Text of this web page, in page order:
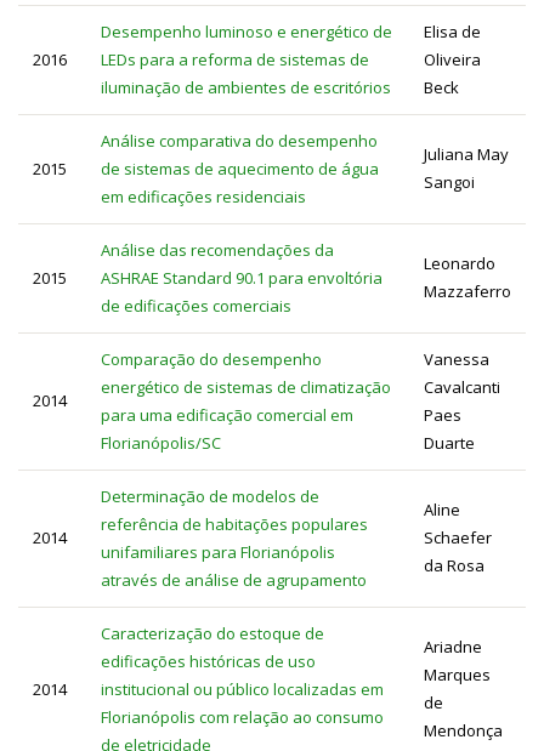
2016
Desempenho luminoso e energético de
LEDs para a reforma de sistemas de
iluminação de ambientes de escritórios
Elisa de
Oliveira
Beck
2015
Análise comparativa do desempenho
de sistemas de aquecimento de água
em edificações residenciais
Juliana May
Sangoi
2015
Análise das recomendações da
ASHRAE Standard 90.1 para envoltória
de edificações comerciais
Leonardo
Mazzaferro
2014
Comparação do desempenho
energético de sistemas de climatização
para uma edificação comercial em
Florianópolis/SC
Vanessa
Cavalcanti
Paes
Duarte
2014
Determinação de modelos de
referência de habitações populares
unifamiliares para Florianópolis
através de análise de agrupamento
Aline
Schaefer
da Rosa
2014
Caracterização do estoque de
edificações históricas de uso
institucional ou público localizadas em
Florianópolis com relação ao consumo
de eletricidade
Ariadne
Marques
de
Mendonça